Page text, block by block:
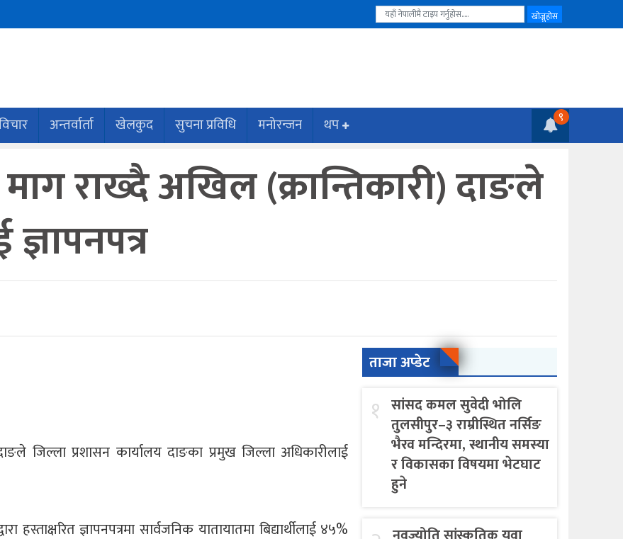
अन्तर्वार्ता खेलकुद सुचना प्रविधि मनोरन्जन थप ९
माग राख्दै अखिल (क्रान्तिकारी) दाङले
जिल्ला प्रशासन कार्यालय दाङका प्रमुख जिल्ला अधिकारीलाई
ज्ञापनपत्रमा सार्वजनिक यातायातमा बिद्यार्थीलाई ४५%
ताजा अप्डेट
१ सांसद कमल सुवेदी भोलि
तुलसीपुर–३ राम्रीस्थित नर्सिङ
भैरव मन्दिरमा, स्थानीय समस्या
र विकासका विषयमा भेटघाट
हुने